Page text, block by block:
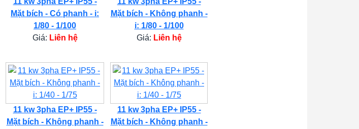
Mặt bích - Có phanh - i:
1/80 - 1/100
Giá: Liên hệ
Mặt bích - Không phanh -
i: 1/80 - 1/100
Giá: Liên hệ
11 kw 3pha EP+ IP55 -
Mặt bích - Không phanh -
11 kw 3pha EP+ IP55 -
Mặt bích - Không phanh -